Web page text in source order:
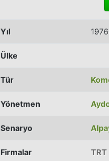
Yıl 1976
Ülke
Tür
Yönetmen
Senaryo
Firmalar TRT